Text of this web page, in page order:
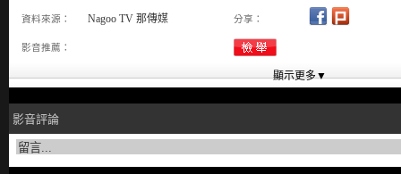
資料來源： Nagoo TV 那傳媒 分享：
影音推薦：
影音評論